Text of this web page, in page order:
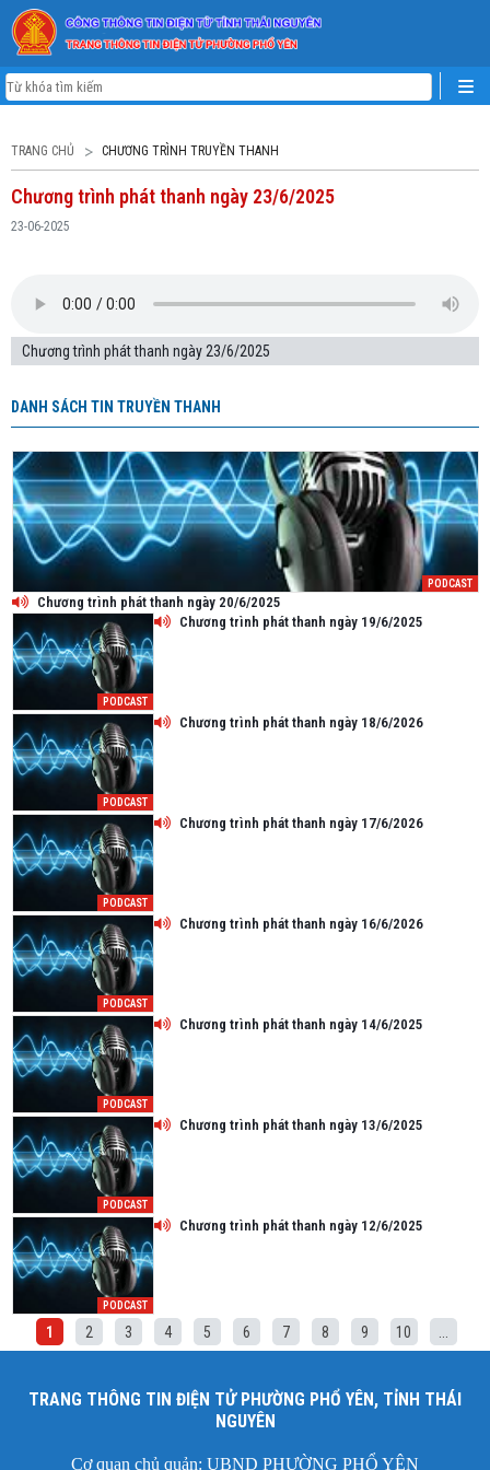
TRANG CHỦ CHƯƠNG TRÌNH TRUYỀN THANH
Chương trình phát thanh ngày 23/6/2025
23-06-2025
Chương trình phát thanh ngày 23/6/2025
DANH SÁCH TIN TRUYỀN THANH
PODCAST
Chương trình phát thanh ngày 20/6/2025
PODCAST
Chương trình phát thanh ngày 19/6/2025
PODCAST
Chương trình phát thanh ngày 18/6/2026
PODCAST
Chương trình phát thanh ngày 17/6/2026
PODCAST
Chương trình phát thanh ngày 16/6/2026
PODCAST
Chương trình phát thanh ngày 14/6/2025
PODCAST
Chương trình phát thanh ngày 13/6/2025
PODCAST
Chương trình phát thanh ngày 12/6/2025
1 2 3 4 5 6 7 8 9 10
TRANG THÔNG TIN ĐIỆN TỬ PHƯỜNG PHỔ YÊN, TỈNH THÁI
NGUYÊN
Cơ quan chủ quản: UBND PHƯỜNG PHỔ YÊN